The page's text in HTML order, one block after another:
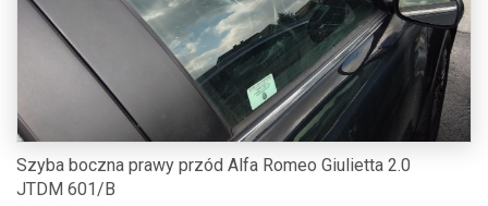
Szyba boczna prawy przód Alfa Romeo Giulietta 2.0
JTDM 601/B